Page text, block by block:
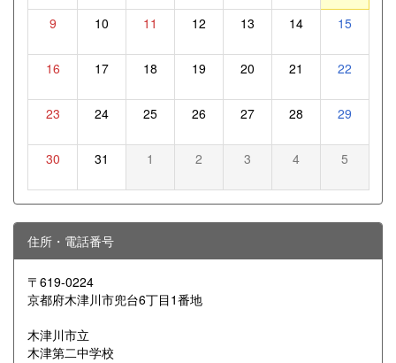
9 10 11 12 13 14 15
16 17 18 19 20 21 22
23 24 25 26 27 28 29
30 31 1 2 3 4 5
住所・電話番号
〒619-0224
京都府木津川市兜台6丁目1番地
木津川市立
木津第二中学校